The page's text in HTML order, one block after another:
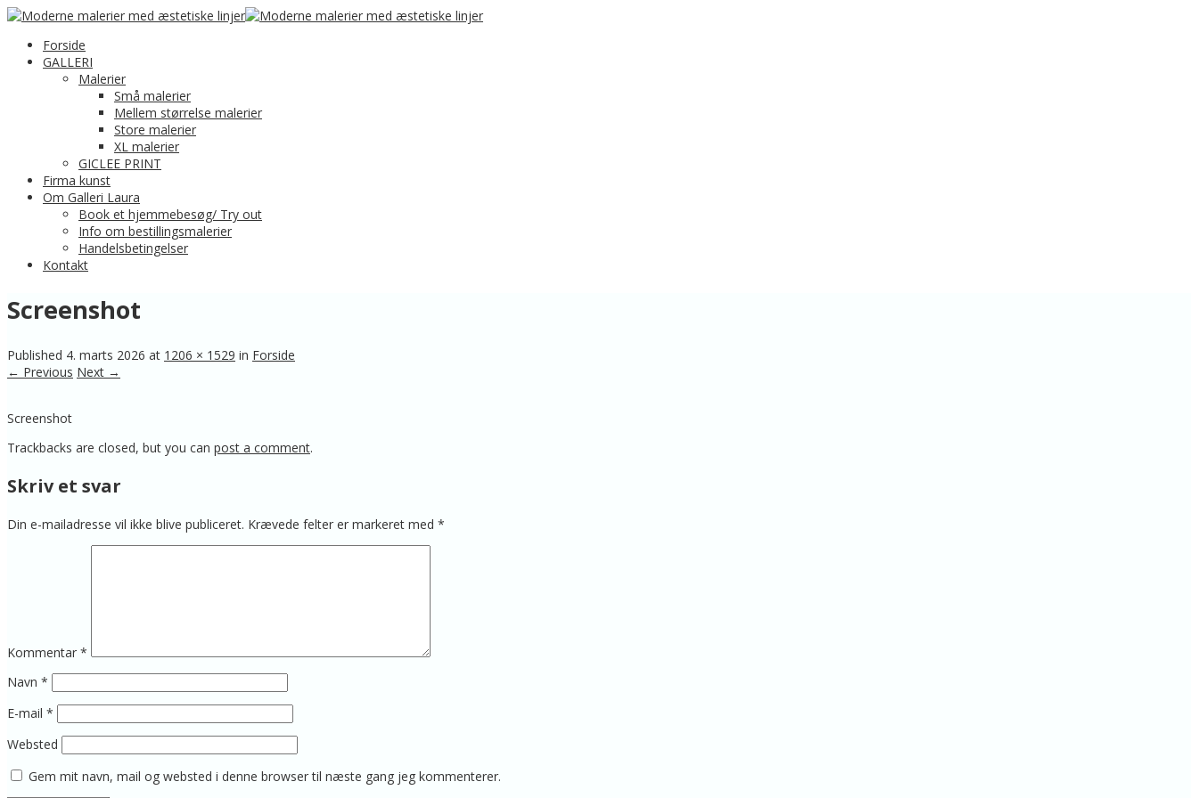
Forside
GALLERI
Malerier
Små malerier
Mellem størrelse malerier
Store malerier
XL malerier
GICLEE PRINT
Firma kunst
Om Galleri Laura
Book et hjemmebesøg/ Try out
Info om bestillingsmalerier
Handelsbetingelser
Kontakt
Screenshot
Published 4. marts 2026 at 1206 × 1529 in Forside
← Previous Next →
Screenshot
Trackbacks are closed, but you can post a comment.
Skriv et svar
Din e-mailadresse vil ikke blive publiceret. Krævede felter er markeret med *
Kommentar *
Navn *
E-mail *
Websted
Gem mit navn, mail og websted i denne browser til næste gang jeg kommenterer.